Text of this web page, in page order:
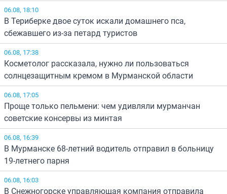
06.08, 18:10
В Териберке двое суток искали домашнего пса,
сбежавшего из-за петард туристов
06.08, 17:38
Косметолог рассказала, нужно ли пользоваться
солнцезащитным кремом в Мурманской области
06.08, 17:05
Проще только пельмени: чем удивляли мурманчан
советские консервы из минтая
06.08, 16:39
В Мурманске 68-летний водитель отправил в больницу
19-летнего парня
06.08, 16:03
В Снежногорске управляющая компания отправила